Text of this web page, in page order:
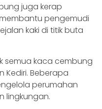
juga kerap
pengemudi
kaki di titik buta
semua kaca cembung
Kediri. Beberapa
perumahan
lingkungan.